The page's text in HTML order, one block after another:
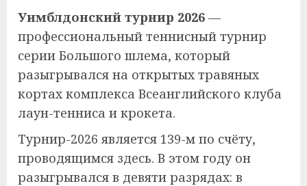
Уимблдонский турнир 2026 —
профессиональный теннисный турнир
серии Большого шлема, который
разыгрывался на открытых травяных
кортах комплекса Всеанглийского клуба
лаун-тенниса и крокета.
Турнир-2026 является 139-м по счёту,
проводящимся здесь. В этом году он
разыгрывался в девяти разрядах: в